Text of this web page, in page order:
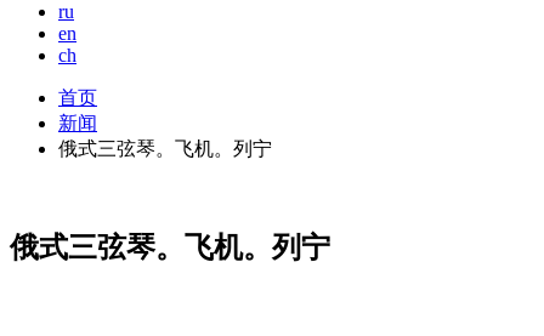
ru
en
ch
首页
新闻
俄式三弦琴。飞机。列宁
俄式三弦琴。飞机。列宁